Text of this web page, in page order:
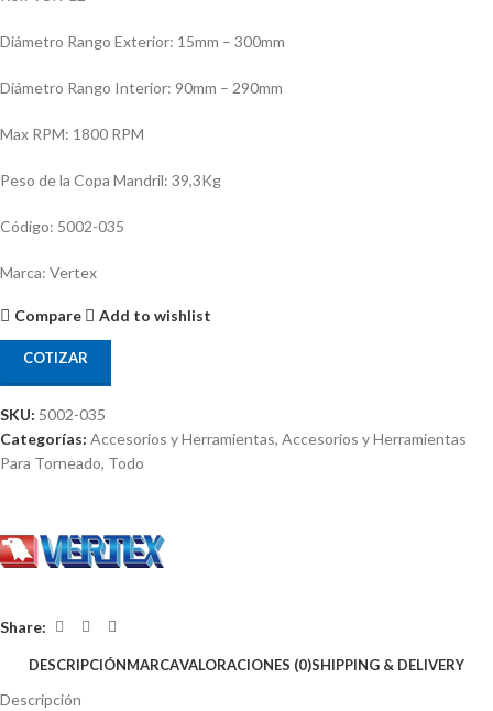
Diámetro Rango Exterior: 15mm – 300mm
Diámetro Rango Interior: 90mm – 290mm
Max RPM: 1800 RPM
Peso de la Copa Mandril: 39,3Kg
Código: 5002-035
Marca: Vertex
Compare Add to wishlist
COTIZAR
SKU: 5002-035
Categorías: Accesorios y Herramientas, Accesorios y Herramientas
Para Torneado, Todo
Share:
DESCRIPCIÓNMARCAVALORACIONES (0)SHIPPING & DELIVERY
Descripción